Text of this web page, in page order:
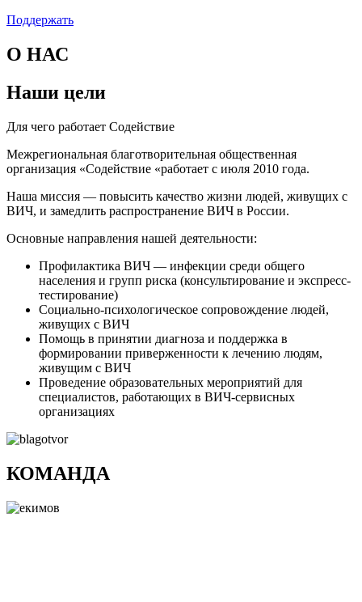
Поддержать
О НАС
Наши цели
Для чего работает Содействие
Межрегиональная благотворительная общественная
организация «Содействие «работает с июля 2010 года.
Наша миссия — повысить качество жизни людей, живущих с
ВИЧ, и замедлить распространение ВИЧ в России.
Основные направления нашей деятельности:
Профилактика ВИЧ — инфекции среди общего
населения и групп риска (консультирование и экспресс-
тестирование)
Социально-психологическое сопровождение людей,
живущих с ВИЧ
Помощь в принятии диагноза и поддержка в
формировании приверженности к лечению людям,
живущим с ВИЧ
Проведение образовательных мероприятий для
специалистов, работающих в ВИЧ-сервисных
организациях
КОМАНДА